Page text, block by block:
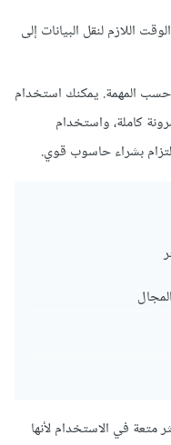
اللازم لنقل البيانات إلى
حسب المهمة. يمكنك استخدام
كاملة، واستخدام
متعة في الاستخدام لأنها